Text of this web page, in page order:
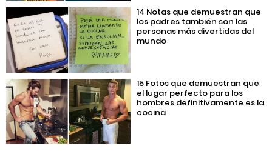
14 Notas que demuestran que
los padres también son las
personas más divertidas del
mundo
15 Fotos que demuestran que
el lugar perfecto para los
hombres definitivamente es la
cocina